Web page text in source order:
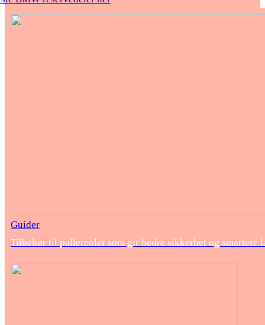
Guider
Tilbehør til pallereoler som gir bedre sikkerhet og smartere